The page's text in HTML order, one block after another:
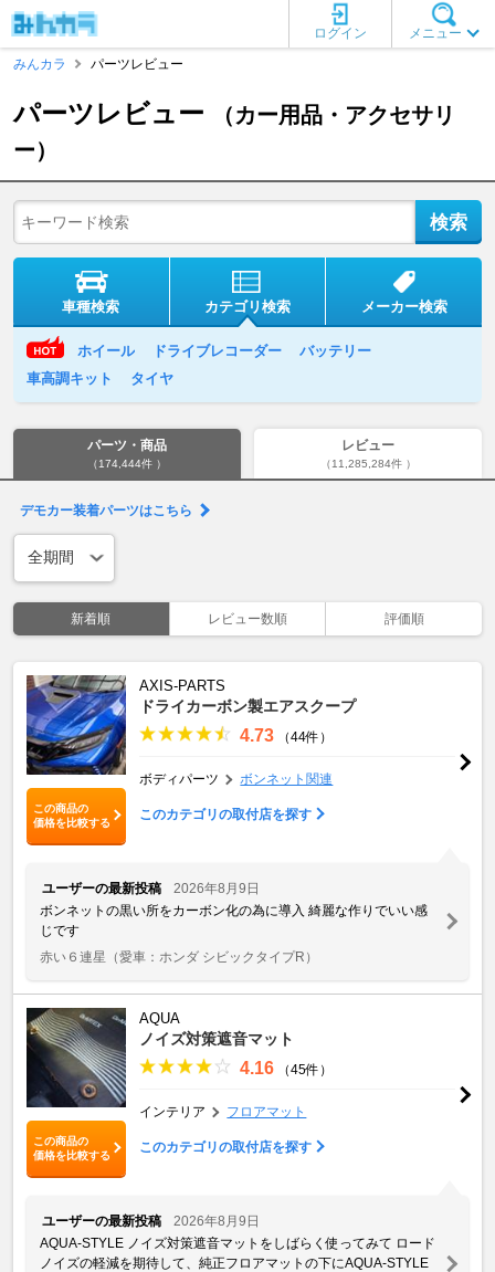
メニュー
ログイン
みんカラ
パーツレビュー
パーツレビュー
（カー用品・アクセサリ
ー）
車種検索 カテゴリ検索 メーカー検索
ホイール ドライブレコーダー
バッテリー
車高調キット
タイヤ
パーツ・商品
（174,444件 ）
レビュー
（11,285,284件 ）
デモカー装着パーツはこちら
新着順 レビュー数順 評価順
この商品の
価格を比較する
AXIS-PARTS
ドライカーボン製エアスクープ
4.73 （44件）
ボディパーツ ボンネット関連
このカテゴリの取付店を探す
ユーザーの最新投稿
2026年8月9日
ボンネットの黒い所をカーボン化の為に導入 綺麗な作りでいい感
じです
赤い６連星 （愛車：ホンダ シビックタイプR）
この商品の
価格を比較する
AQUA
ノイズ対策遮音マット
4.16 （45件）
インテリア フロアマット
このカテゴリの取付店を探す
ユーザーの最新投稿
2026年8月9日
AQUA-STYLE ノイズ対策遮音マットをしばらく使ってみて ロード
ノイズの軽減を期待して、純正フロアマットの下にAQUA-STYLE